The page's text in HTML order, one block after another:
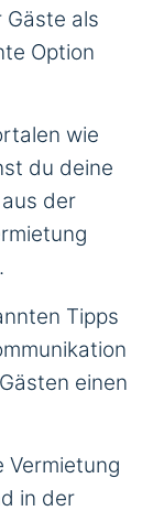
Gäste als
Option
wie
du deine
der
Tipps
einen
Vermietung
in der